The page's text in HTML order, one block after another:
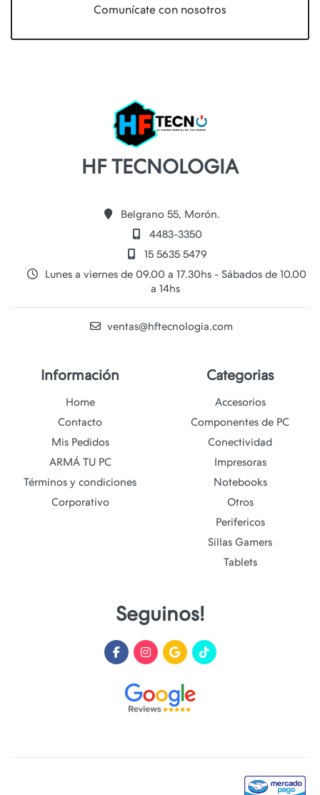
Comunícate con nosotros
HF TECNOLOGIA
Belgrano 55, Morón.
4483-3350
15 5635 5479
Lunes a viernes de 09.00 a 17.30hs - Sábados de 10.00
a 14hs
ventas@hftecnologia.com
Información
Home
Contacto
Mis Pedidos
ARMÁ TU PC
Términos y condiciones
Corporativo
Categorias
Accesorios
Componentes de PC
Conectividad
Impresoras
Notebooks
Otros
Perifericos
Sillas Gamers
Tablets
Seguinos!